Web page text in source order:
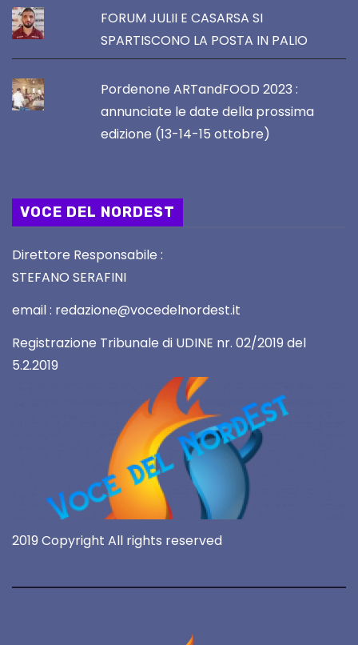
FORUM JULII E CASARSA SI
SPARTISCONO LA POSTA IN PALIO
Pordenone ARTandFOOD 2023 :
annunciate le date della prossima
edizione (13-14-15 ottobre)
VOCE DEL NORDEST
Direttore Responsabile :
STEFANO SERAFINI
email : redazione@vocedelnordest.it
Registrazione Tribunale di UDINE nr. 02/2019 del
5.2.2019
2019 Copyright All rights reserved